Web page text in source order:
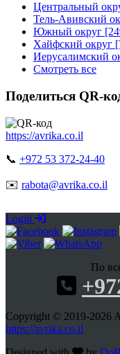
Центральный
Тель-Авивский
Южный округ
Хайфский округ
Иерусалимский
Смотреть все
Поделиться QR-
https://avrika.co.il
📞 +972 53 372-24-40
✉️ rabota@avrika.co.il
Login
По
Copyright © 2019-2026
https://avrika.co.il